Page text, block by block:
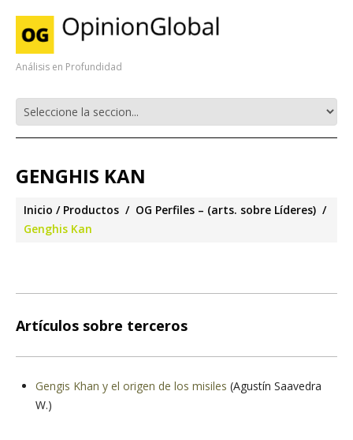
Análisis en Profundidad
GENGHIS KAN
Inicio Productos
OG Perfiles – (arts. sobre Líderes)
Genghis Kan
Artículos sobre terceros
Gengis Khan y el origen de los misiles (Agustín Saavedra
W.)